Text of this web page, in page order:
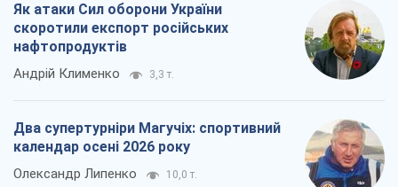
Як атаки Сил оборони України
скоротили експорт російських
нафтопродуктів
Андрій Клименко 3,3 т.
Два супертурніри Магучіх: спортивний
календар осені 2026 року
Олександр Липенко 10,0 т.